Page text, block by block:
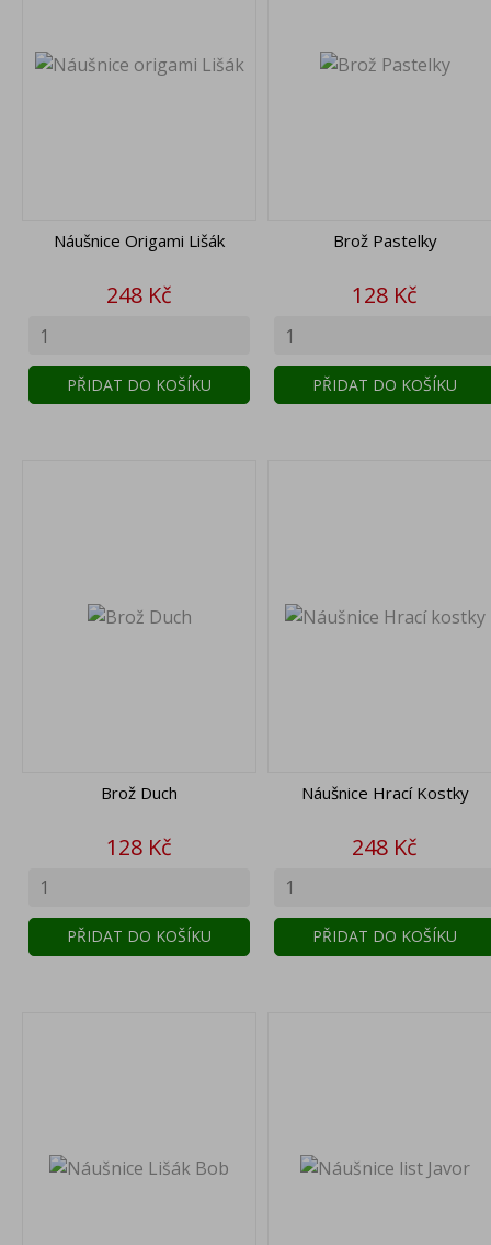
Náušnice Origami Lišák
Cena
248 Kč
PŘIDAT DO KOŠÍKU
Brož Pastelky
Cena
128 Kč
PŘIDAT DO KOŠÍKU
Brož Duch
Cena
128 Kč
PŘIDAT DO KOŠÍKU
Náušnice Hrací Kostky
Cena
248 Kč
PŘIDAT DO KOŠÍKU